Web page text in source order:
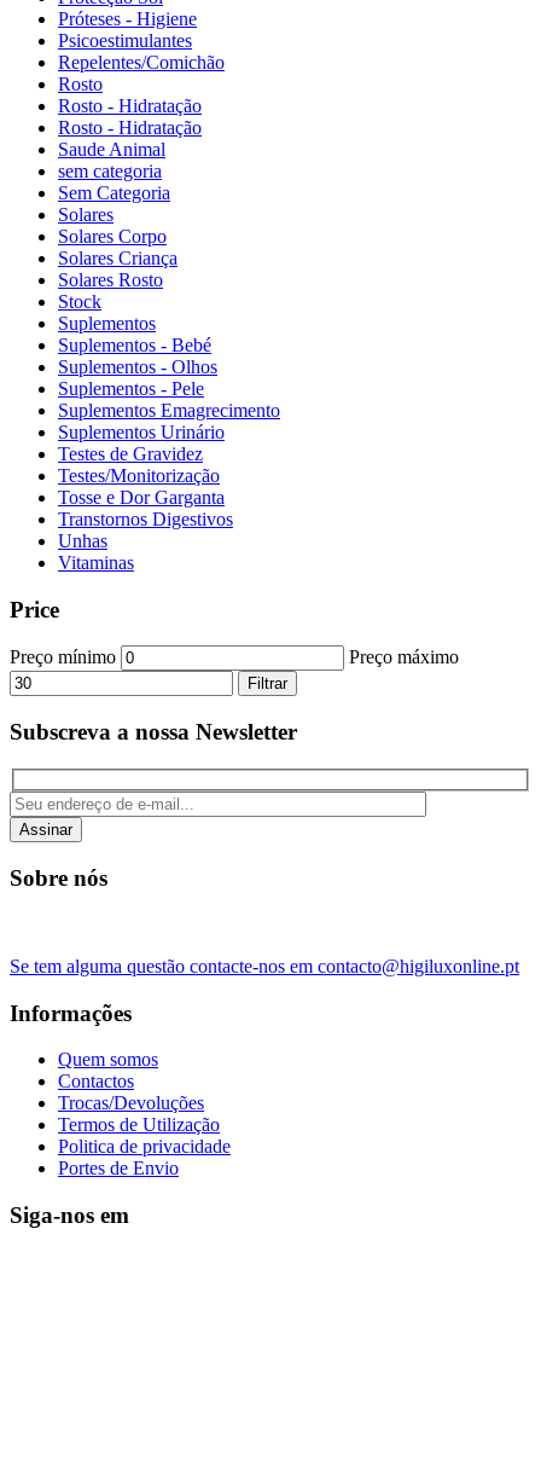
Próteses - Higiene
Psicoestimulantes
Repelentes/Comichão
Rosto
Rosto - Hidratação
Rosto - Hidratação
Saude Animal
sem categoria
Sem Categoria
Solares
Solares Corpo
Solares Criança
Solares Rosto
Stock
Suplementos
Suplementos - Bebé
Suplementos - Olhos
Suplementos - Pele
Suplementos Emagrecimento
Suplementos Urinário
Testes de Gravidez
Testes/Monitorização
Tosse e Dor Garganta
Transtornos Digestivos
Unhas
Vitaminas
Price
Preço mínimo Preço máximo
Filtrar
Subscreva a nossa Newsletter
Assinar
Sobre nós
Se tem alguma questão contacte-nos em contacto@higiluxonline.pt
Informações
Quem somos
Contactos
Trocas/Devoluções
Termos de Utilização
Politica de privacidade
Portes de Envio
Siga-nos em